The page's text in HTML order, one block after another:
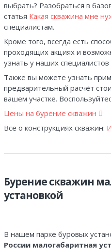
выбрать? Разобраться в
статья Какая скважина мне
специалистам.
Кроме того, всегда есть
проходящих акциях и
узнать у наших
Также вы можете узнать
предварительный расчёт
вашем участке.
Цены на бурение скважин
Все о конструкциях скважин:
Бурение скважин
установкой
В нашем парке буровых
России малогабаритная